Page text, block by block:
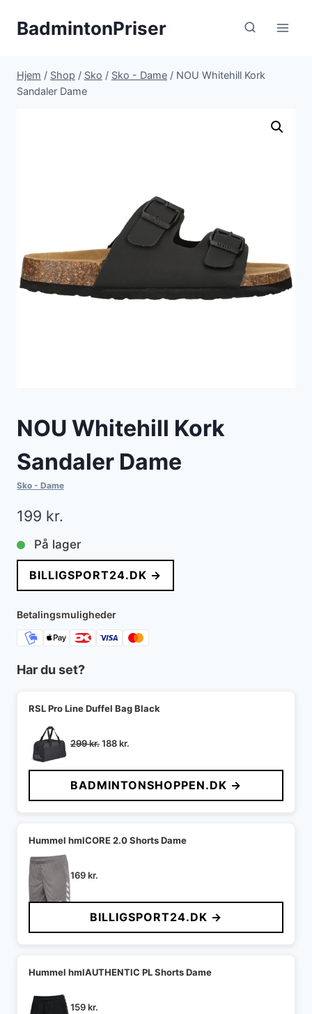
BadmintonPriser
Hjem / Shop / Sko / Sko - Dame / NOU Whitehill Kork
Sandaler Dame
NOU Whitehill Kork
Sandaler Dame
Sko - Dame
199 kr.
På lager
BILLIGSPORT24.DK →
Betalingsmuligheder
Har du set?
RSL Pro Line Duffel Bag Black
299kr.Den
pris
var:
299 kr..
188kr.
pris
er:
188 kr..
BADMINTONSHOPPEN.DK →
Hummel hmlCORE 2.0 Shorts Dame
169kr.
BILLIGSPORT24.DK →
Hummel hmlAUTHENTIC PL Shorts Dame
159kr.